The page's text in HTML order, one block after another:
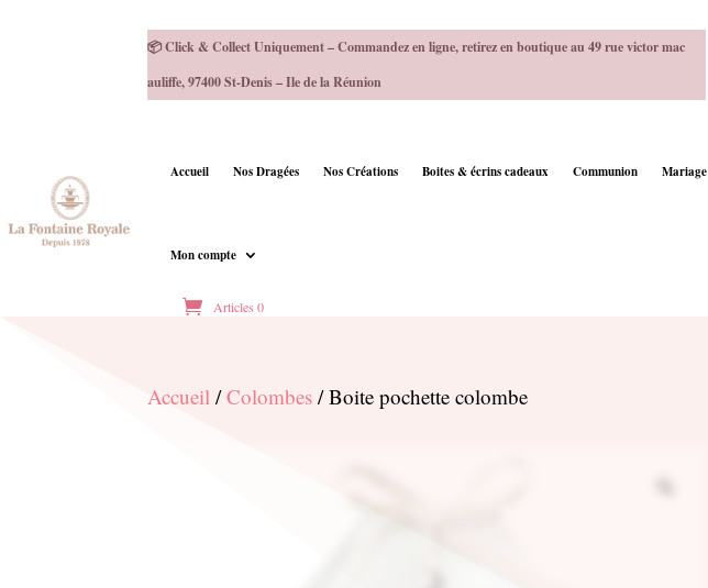
📦 Click & Collect Uniquement – Commandez en ligne, retirez en boutique au 49 rue victor mac
auliffe, 97400 St-Denis – Ile de la Réunion
Accueil Nos Dragées Nos Créations Boites & écrins cadeaux Communion Mariage
Mon compte
Articles 0
Accueil /Colombes / Boite pochette colombe